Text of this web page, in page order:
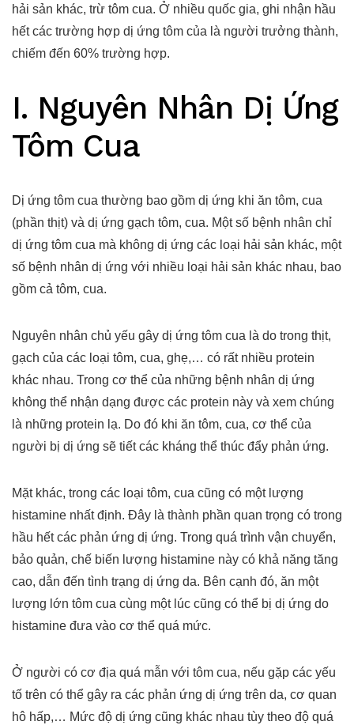
hải sản khác, trừ tôm cua. Ở nhiều quốc gia, ghi nhận hầu
hết các trường hợp dị ứng tôm của là người trưởng thành,
chiếm đến 60% trường hợp.
I. Nguyên Nhân Dị Ứng
Tôm Cua
Dị ứng tôm cua thường bao gồm dị ứng khi ăn tôm, cua
(phần thịt) và dị ứng gạch tôm, cua. Một số bệnh nhân chỉ
dị ứng tôm cua mà không dị ứng các loại hải sản khác, một
số bệnh nhân dị ứng với nhiều loại hải sản khác nhau, bao
gồm cả tôm, cua.
Nguyên nhân chủ yếu gây dị ứng tôm cua là do trong thịt,
gạch của các loại tôm, cua, ghẹ,… có rất nhiều protein
khác nhau. Trong cơ thể của những bệnh nhân dị ứng
không thể nhận dạng được các protein này và xem chúng
là những protein lạ. Do đó khi ăn tôm, cua, cơ thể của
người bị dị ứng sẽ tiết các kháng thể thúc đẩy phản ứng.
Mặt khác, trong các loại tôm, cua cũng có một lượng
histamine nhất định. Đây là thành phần quan trọng có trong
hầu hết các phản ứng dị ứng. Trong quá trình vận chuyển,
bảo quản, chế biến lượng histamine này có khả năng tăng
cao, dẫn đến tình trạng dị ứng da. Bên cạnh đó, ăn một
lượng lớn tôm cua cùng một lúc cũng có thể bị dị ứng do
histamine đưa vào cơ thể quá mức.
Ở người có cơ địa quá mẫn với tôm cua, nếu gặp các yếu
tố trên có thể gây ra các phản ứng dị ứng trên da, cơ quan
hô hấp,… Mức độ dị ứng cũng khác nhau tùy theo độ quá